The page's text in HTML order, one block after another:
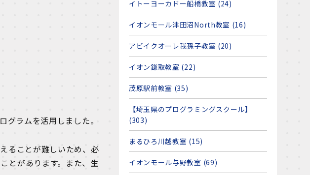
グラムを活用しました。
ることが難しいため、必
とがあります。また、生
イトーヨーカドー船橋教室 (24)
イオンモール津田沼North教室 (16)
アビイクオーレ我孫子教室 (20)
イオン鎌取教室 (22)
茂原駅前教室 (35)
【埼玉県のプログラミングスクール】
(303)
まるひろ川越教室 (15)
イオンモール与野教室 (69)